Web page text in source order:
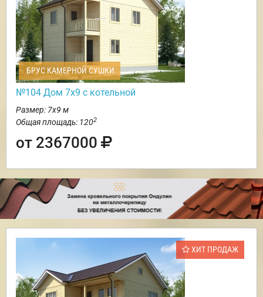
БРУС КАМЕРНОЙ СУШКИ
№104 Дом 7х9 с котельной
Размер: 7х9 м
Общая площадь: 1202
от 2367000
ХИТ ПРОДАЖ